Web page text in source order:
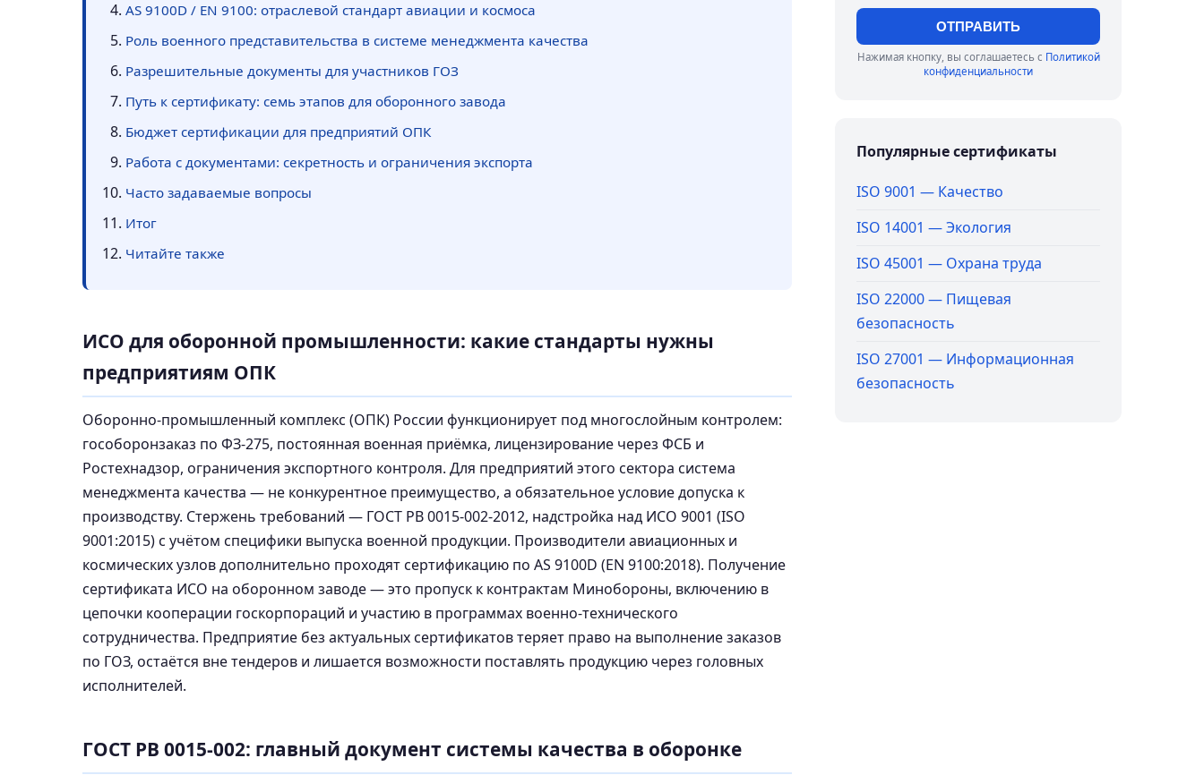
AS 9100D / EN 9100: отраслевой стандарт авиации и космоса
Роль военного представительства в системе менеджмента качества
Разрешительные документы для участников ГОЗ
Путь к сертификату: семь этапов для оборонного завода
Бюджет сертификации для предприятий ОПК
Работа с документами: секретность и ограничения экспорта
Часто задаваемые вопросы
Итог
Читайте также
ИСО для оборонной промышленности: какие стандарты нужны
предприятиям ОПК
Оборонно-промышленный комплекс (ОПК) России функционирует под многослойным контролем:
гособоронзаказ по ФЗ-275, постоянная военная приёмка, лицензирование через ФСБ и
Ростехнадзор, ограничения экспортного контроля. Для предприятий этого сектора система
менеджмента качества — не конкурентное преимущество, а обязательное условие допуска к
производству. Стержень требований — ГОСТ РВ 0015-002-2012, надстройка над ИСО 9001 (ISO
9001:2015) с учётом специфики выпуска военной продукции. Производители авиационных и
космических узлов дополнительно проходят сертификацию по AS 9100D (EN 9100:2018). Получение
сертификата ИСО на оборонном заводе — это пропуск к контрактам Минобороны, включению в
цепочки кооперации госкорпораций и участию в программах военно-технического
сотрудничества. Предприятие без актуальных сертификатов теряет право на выполнение заказов
по ГОЗ, остаётся вне тендеров и лишается возможности поставлять продукцию через головных
исполнителей.
ГОСТ РВ 0015-002: главный документ системы качества в оборонке
ОТПРАВИТЬ
Нажимая кнопку, вы соглашаетесь с Политикой
конфиденциальности
Популярные сертификаты
ISO 9001 — Качество
ISO 14001 — Экология
ISO 45001 — Охрана труда
ISO 22000 — Пищевая
безопасность
ISO 27001 — Информационная
безопасность